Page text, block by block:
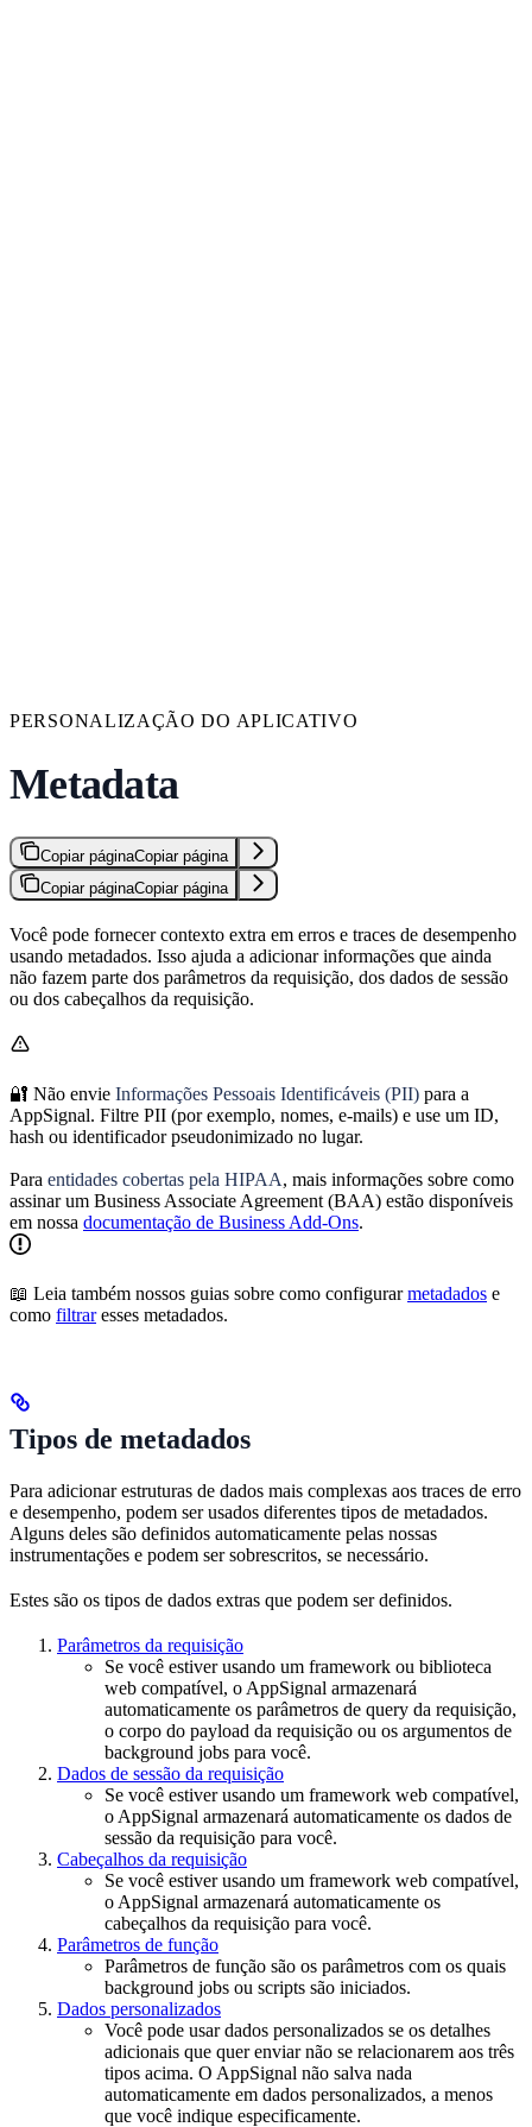
PERSONALIZAÇÃO DO APLICATIVO
Metadata
Copiar páginaCopiar página
Copiar páginaCopiar página
Você pode fornecer contexto extra em erros e traces de desempenho
usando metadados. Isso ajuda a adicionar informações que ainda
não fazem parte dos parâmetros da requisição, dos dados de sessão
ou dos cabeçalhos da requisição.
🔐 Não envie Informações Pessoais Identificáveis (PII) para a
AppSignal. Filtre PII (por exemplo, nomes, e-mails) e use um ID,
hash ou identificador pseudonimizado no lugar.
Para entidades cobertas pela HIPAA, mais informações sobre como
assinar um Business Associate Agreement (BAA) estão disponíveis
em nossa documentação de Business Add-Ons.
📖 Leia também nossos guias sobre como configurarmetadados e
como filtraresses metadados.
Tipos de metadados
Para adicionar estruturas de dados mais complexas aos traces de erro
e desempenho, podem ser usados diferentes tipos de metadados.
Alguns deles são definidos automaticamente pelas nossas
instrumentações e podem ser sobrescritos, se necessário.
Estes são os tipos de dados extras que podem ser definidos.
Parâmetros da requisição
Se você estiver usando um framework ou biblioteca
web compatível, o AppSignal armazenará
automaticamente os parâmetros de query da requisição,
o corpo do payload da requisição ou os argumentos de
background jobs para você.
Dados de sessão da requisição
Se você estiver usando um framework web compatível,
o AppSignal armazenará automaticamente os dados de
sessão da requisição para você.
Cabeçalhos da requisição
Se você estiver usando um framework web compatível,
o AppSignal armazenará automaticamente os
cabeçalhos da requisição para você.
Parâmetros de função
Parâmetros de função são os parâmetros com os quais
background jobs ou scripts são iniciados.
Dados personalizados
Você pode usar dados personalizados se os detalhes
adicionais que quer enviar não se relacionarem aos três
tipos acima. O AppSignal não salva nada
automaticamente em dados personalizados, a menos
que você indique especificamente.